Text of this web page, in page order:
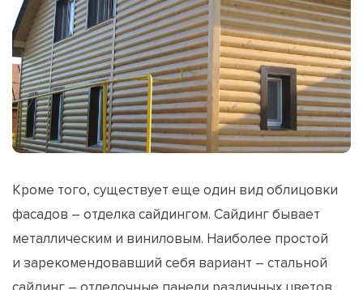
Кроме того, существует еще один вид облицовки
фасадов – отделка сайдингом. Сайдинг бывает
металлическим и виниловым. Наиболее простой
и зарекомендовавший себя вариант – стальной
сайдинг – отделочные панели различных цветов,